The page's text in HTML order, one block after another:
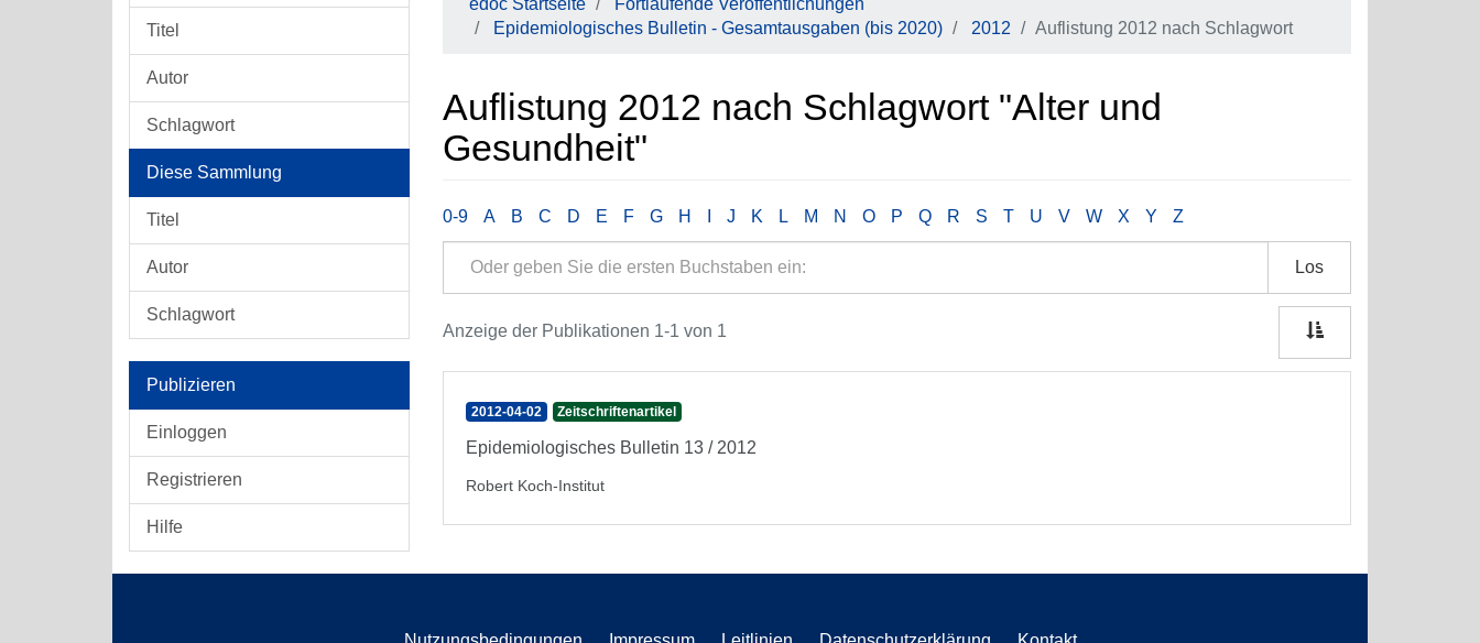
Titel
Autor
Schlagwort
Diese Sammlung
Titel
Autor
Schlagwort
Publizieren
Einloggen
Registrieren
Hilfe
edoc Startseite
Fortlaufende Veröffentlichungen
Epidemiologisches Bulletin - Gesamtausgaben (bis 2020)
2012 Auflistung 2012 nach Schlagwort
Auflistung 2012 nach Schlagwort "Alter und
Gesundheit"
0-9 A B C D E F G H J K L M N O P Q R S T U V W X Y Z
Los
Anzeige der Publikationen 1-1 von 1
2012-04-02 Zeitschriftenartikel
Epidemiologisches Bulletin 13 / 2012
Robert Koch-Institut